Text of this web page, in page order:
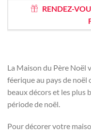
RENDEZ-
La Maison du Père Noël
féerique au pays de
beaux décors et les plus
période de noël.
Pour décorer votre